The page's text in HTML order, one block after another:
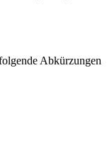
Abkürzungen